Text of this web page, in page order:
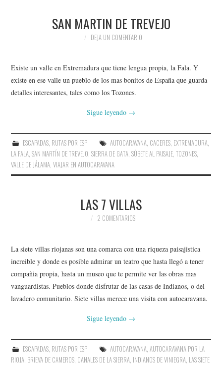
SAN MARTIN DE TREVEJO
DEJA UN COMENTARIO
Existe un valle en Extremadura que tiene lengua propia, la Fala. Y
existe en ese valle un pueblo de los mas bonitos de España que guarda
detalles interesantes, tales como los Tozones.
Sigue leyendo →
ESCAPADAS, RUTAS POR ESP AUTOCARAVANA, CACERES, EXTREMADURA,
LA FALA,SAN MARTÍN DE TREVEJO,SIERRA DE GATA,SÚBETE AL PAISAJE,TOZONES,
VALLE DE JÁLAMA,VIAJAR EN AUTOCARAVANA
LAS 7 VILLAS
2 COMENTARIOS
La siete villas riojanas son una comarca con una riqueza paisajistica
increible y donde es posible admirar un teatro que hasta llegó a tener
compañia propia, hasta un museo que te permite ver las obras mas
vanguardistas. Pueblos donde disfrutar de las casas de Indianos, o del
lavadero comunitario. Siete villas merece una visita con autocaravana.
Sigue leyendo →
ESCAPADAS, RUTAS POR ESP AUTOCARAVANA, AUTOCARAVANA POR LA
RIOJA, BRIEVA DE CAMEROS, CANALES DE LA SIERRA, INDIANOS DE VINIEGRA, LAS SIETE